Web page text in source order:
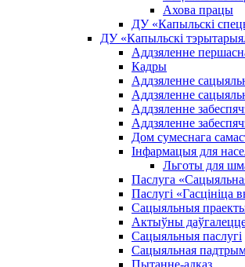
Ахова працы
ДУ «Капыльскі
ДУ «Капыльскі
Аддзяленне
Кадры
Аддзяленне
Аддзяленне
Аддзяленне
Аддзяленне
Дом сумеснага
Інфармацыя для
Льготы для
Паслуга
Паслугі «Гасцініца
Сацыяльныя
Актыўны
Сацыяльныя паслугі
Сацыяльная
Пытанне-адказ